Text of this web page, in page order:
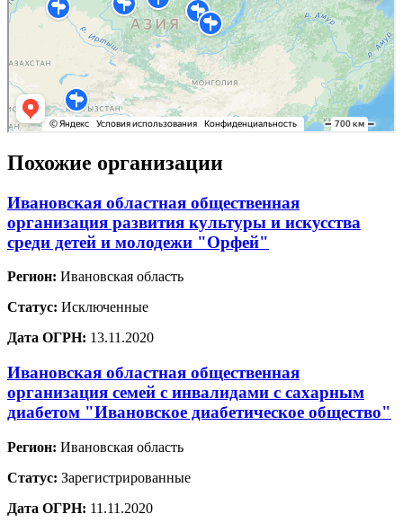
Похожие организации
Ивановская областная общественная
организация развития культуры и искусства
среди детей и молодежи "Орфей"
Регион: Ивановская область
Статус: Исключенные
Дата ОГРН: 13.11.2020
Ивановская областная общественная
организация семей с инвалидами с сахарным
диабетом "Ивановское диабетическое общество"
Регион: Ивановская область
Статус: Зарегистрированные
Дата ОГРН: 11.11.2020